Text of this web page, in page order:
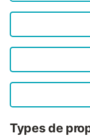
Types de